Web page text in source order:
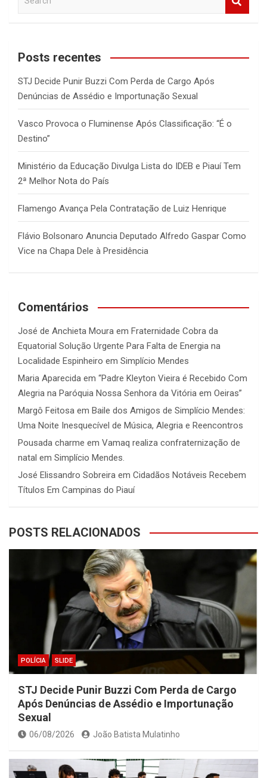
a
c
Posts recentes
STJ Decide Punir Buzzi Com Perda de Cargo Após
Denúncias de Assédio e Importunação Sexual
Vasco Provoca o Fluminense Após Classificação: “É o
Destino”
Ministério da Educação Divulga Lista do IDEB e Piauí Tem
2ª Melhor Nota do País
Flamengo Avança Pela Contratação de Luiz Henrique
Flávio Bolsonaro Anuncia Deputado Alfredo Gaspar Como
Vice na Chapa Dele à Presidência
Comentários
José de Anchieta Moura em Fraternidade Cobra da
Equatorial Solução Urgente Para Falta de Energia na
Localidade Espinheiro em Simplício Mendes
Maria Aparecida em “Padre Kleyton Vieira é Recebido Com
Alegria na Paróquia Nossa Senhora da Vitória em Oeiras”
Margô Feitosa em Baile dos Amigos de Simplício Mendes:
Uma Noite Inesquecível de Música, Alegria e Reencontros
Pousada charme em Vamaq realiza confraternização de
natal em Simplício Mendes.
José Elissandro Sobreira em Cidadãos Notáveis Recebem
Títulos Em Campinas do Piauí
POSTS RELACIONADOS
POLÍCIA SLIDE
STJ Decide Punir Buzzi Com Perda de Cargo
Após Denúncias de Assédio e Importunação
Sexual
06/08/2026 João Batista Mulatinho